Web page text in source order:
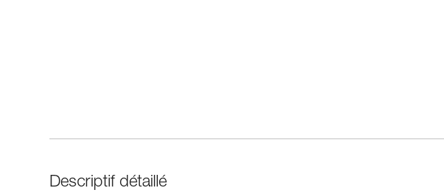
Descriptif détaillé